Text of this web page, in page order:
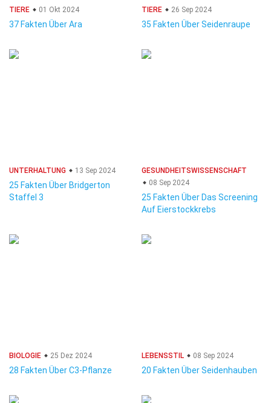
TIERE 01 Okt 2024
37 Fakten Über Ara
TIERE 26 Sep 2024
35 Fakten Über Seidenraupe
UNTERHALTUNG 13 Sep 2024
25 Fakten Über Bridgerton
Staffel 3
GESUNDHEITSWISSENSCHAFT
08 Sep 2024
25 Fakten Über Das Screening
Auf Eierstockkrebs
BIOLOGIE 25 Dez 2024
28 Fakten Über C3-Pflanze
LEBENSSTIL 08 Sep 2024
20 Fakten Über Seidenhauben